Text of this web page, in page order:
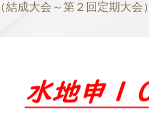
（結成大会～第２回定期大会）